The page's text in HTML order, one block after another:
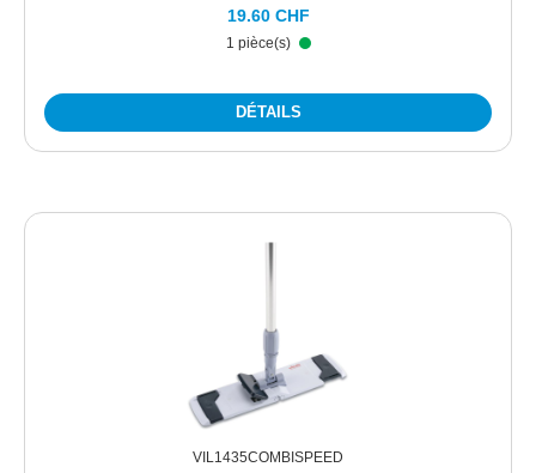
1 pièce(s)
19.60 CHF
DÉTAILS
VIL1435COMBISPEED